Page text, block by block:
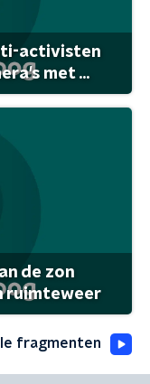
activisten
met ...
de zon
ruimteweer
fragmenten